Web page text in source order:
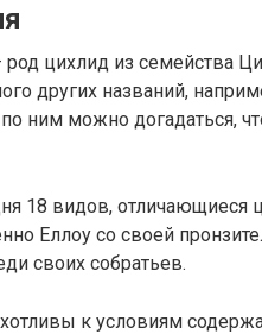
цихлид из семейства
других названий,
ним можно догадаться,
18 видов, отличающиеся
Еллоу со своей
своих собратьев.
к условиям